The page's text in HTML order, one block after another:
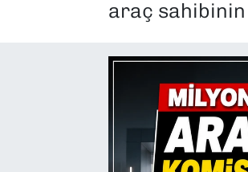
araç